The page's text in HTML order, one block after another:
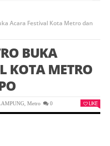
Acara Festival Kota Metro dan
BUKA
KOTA METRO
,Metro 0 LIKE